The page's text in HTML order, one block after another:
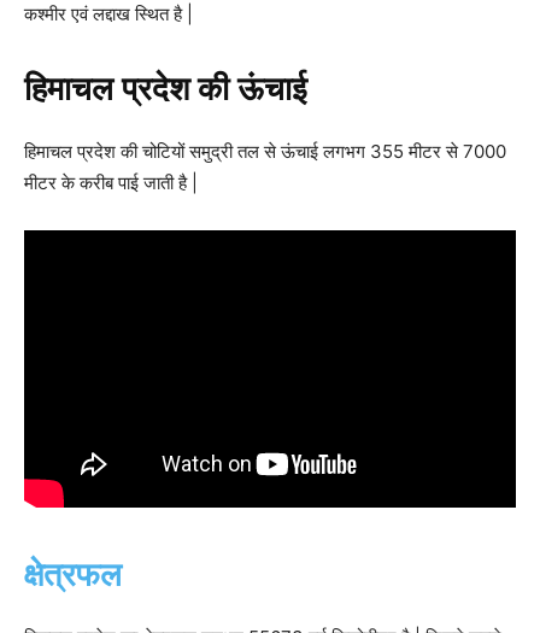
कश्मीर एवं लद्दाख स्थित है |
हिमाचल प्रदेश की ऊंचाई
हिमाचल प्रदेश की चोटियों समुद्री तल से ऊंचाई लगभग 355 मीटर से 7000
मीटर के करीब पाई जाती है |
क्षेत्रफल